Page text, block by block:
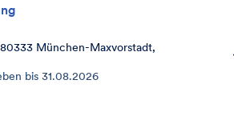
München-Maxvorstadt,
bis 31.08.2026